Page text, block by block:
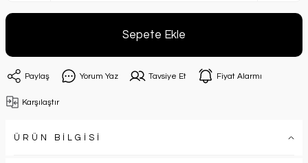
Sepete Ekle
Paylaş Yorum Yaz Tavsiye Et Fiyat Alarmı
Karşılaştır
ÜRÜN BİLGİSİ